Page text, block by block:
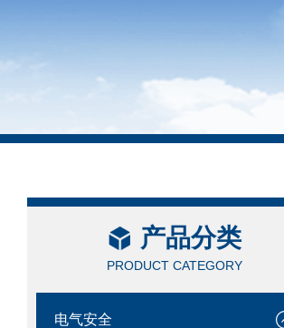
产品分类
PRODUCT CATEGORY
电气安全